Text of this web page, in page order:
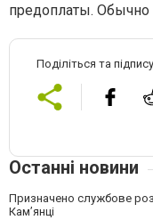
предоплаты. Обычно
Поділіться та
Останні новини
Призначено службове
Кам’янці